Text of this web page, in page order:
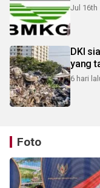
Jul 16th
DKI
yang
6 hari
Foto